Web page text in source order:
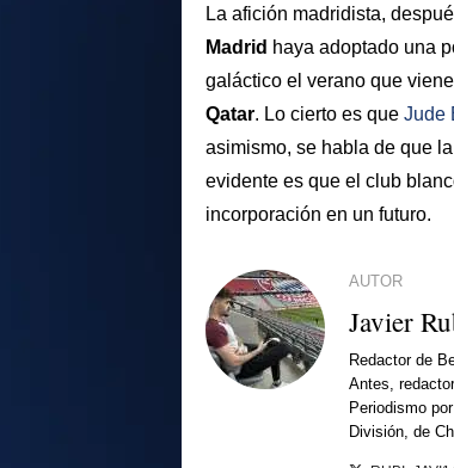
La afición madridista,
Madrid haya adoptado una
galáctico el verano que
Qatar. Lo cierto es que Jude
asimismo, se habla de que
evidente es que el club
incorporación en un futuro.
AUTOR
Javier
Redactor de
Antes,
Periodismo
División, de